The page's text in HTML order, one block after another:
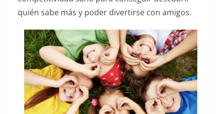
quién sabe más y poder divertirse con amigos.